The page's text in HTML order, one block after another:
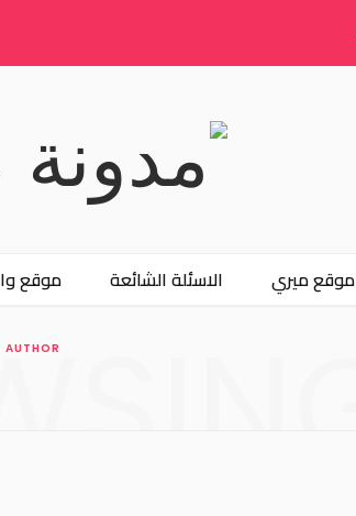
موقع ميري الاسئلة الشائعة موقع
AUTHOR